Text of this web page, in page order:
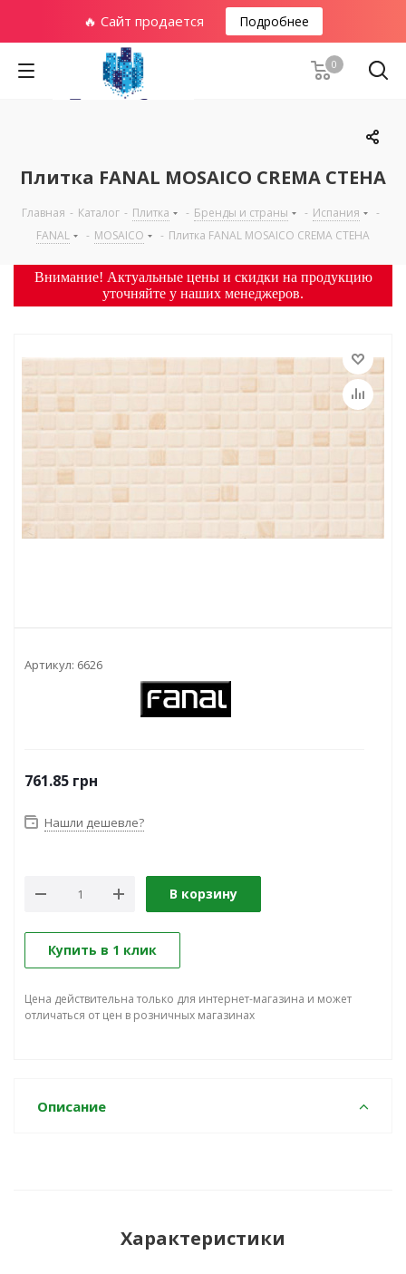
🔥 Сайт продается Подробнее
0
Плитка FANAL MOSAICO CREMA СТЕНА
Главная - Каталог - Плитка - Бренды и страны - Испания
-
FANAL
- MOSAICO - Плитка FANAL MOSAICO CREMA СТЕНА
Внимание! Актуальные цены и скидки на продукцию
уточняйте у наших менеджеров.
Артикул: 6626
761.85 грн
Нашли дешевле?
В корзину
Купить в 1 клик
Цена действительна только для интернет-магазина и может
отличаться от цен в розничных магазинах
Описание
Характеристики